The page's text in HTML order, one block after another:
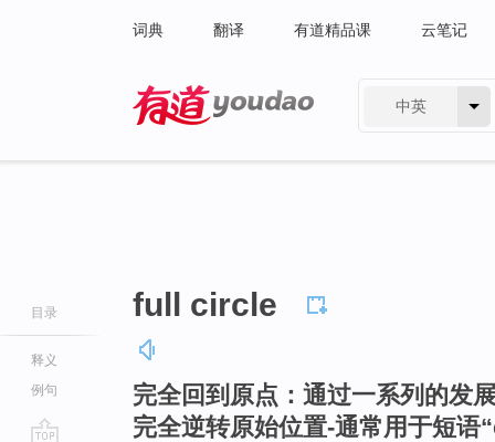
词典 翻译 有道精品课 云笔记
中英
目录
释义
例句
full circle
完全回到原点：通过一系列的发
完全逆转原始位置-通常用于短